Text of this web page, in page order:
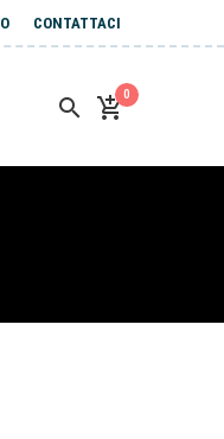
CONTATTACI
0